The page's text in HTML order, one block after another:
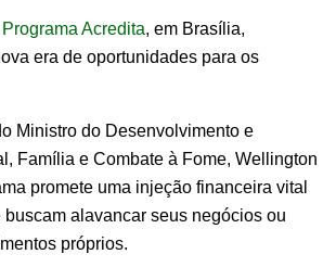
Programa Acredita, em Brasília,
era de oportunidades para os
Ministro do Desenvolvimento e
Família e Combate à Fome, Wellington
promete uma injeção financeira vital
alavancar seus negócios ou
próprios.